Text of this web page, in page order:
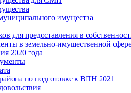
имущества
для предоставления в
в земельно-имущественной сфере
2020 года
по подготовке к ВПН 2021